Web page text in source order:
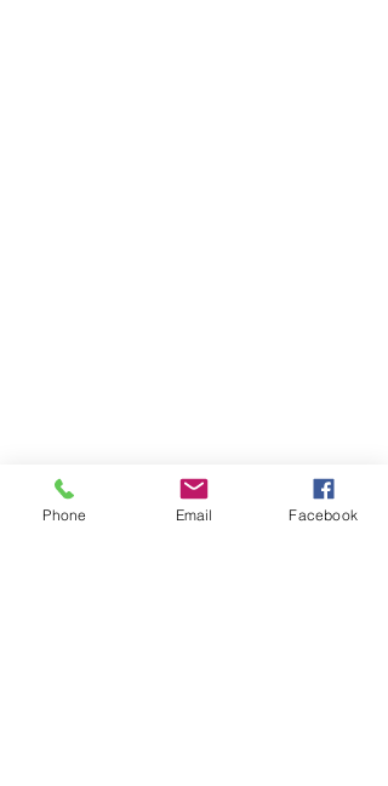
Phone Email Facebook